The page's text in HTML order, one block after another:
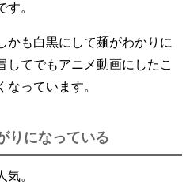
す。
かも白黒にして麺がわかりに
してでもアニメ動画にしたこ
なっています。
りになっている
気。